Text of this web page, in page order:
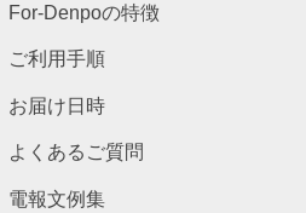
For-Denpoの特徴
ご利用手順
お届け日時
よくあるご質問
電報文例集